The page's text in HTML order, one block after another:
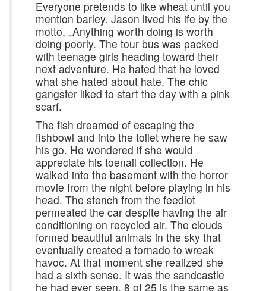
Everyone pretends to like wheat until you
mention barley. Jason lived his ife by the
motto, „Anything worth doing is worth
doing poorly. The tour bus was packed
with teenage girls heading toward their
next adventure. He hated that he loved
what she hated about hate. The chic
gangster liked to start the day with a pink
scarf.
The fish dreamed of escaping the
fishbowl and into the toilet where he saw
his go. He wondered if she would
appreciate his toenail collection. He
walked into the basement with the horror
movie from the night before playing in his
head. The stench from the feedlot
permeated the car despite having the air
conditioning on recycled air. The clouds
formed beautiful animals in the sky that
eventually created a tornado to wreak
havoc. At that moment she realized she
had a sixth sense. It was the sandcastle
he had ever seen. 8 of 25 is the same as